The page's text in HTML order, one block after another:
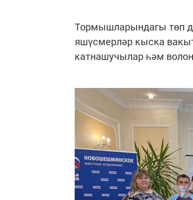
Тормышларындагы төп
яшүсмерләр кыска
катнашучылар һәм